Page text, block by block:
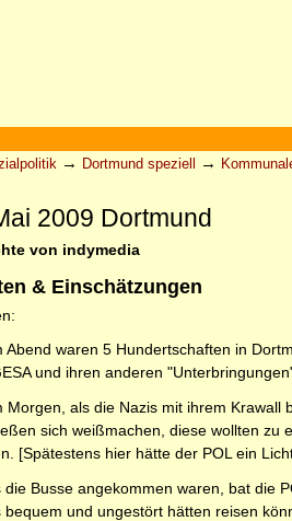
→ Dortmund speziell →
2009 Dortmund
von indymedia
& Einschätzungen
Abend waren 5 Hundertschaften in
und ihren anderen
Morgen, als die Nazis mit ihrem
sich weißmachen, diese wollten zu
[Spätestens hier hätte der POL ein
die Busse angekommen waren, bat die
bequem und ungestört hätten reisen